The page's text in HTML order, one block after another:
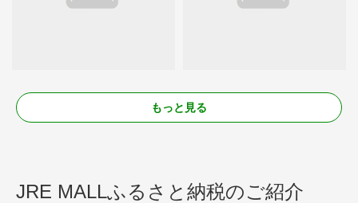
もっと見る
JRE MALLふるさと納税のご紹介